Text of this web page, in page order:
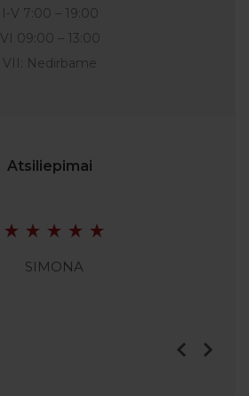
I-V 7:00 – 19:00
VI 09:00 – 13:00
VII: Nedirbame
Atsiliepimai
SIMONA